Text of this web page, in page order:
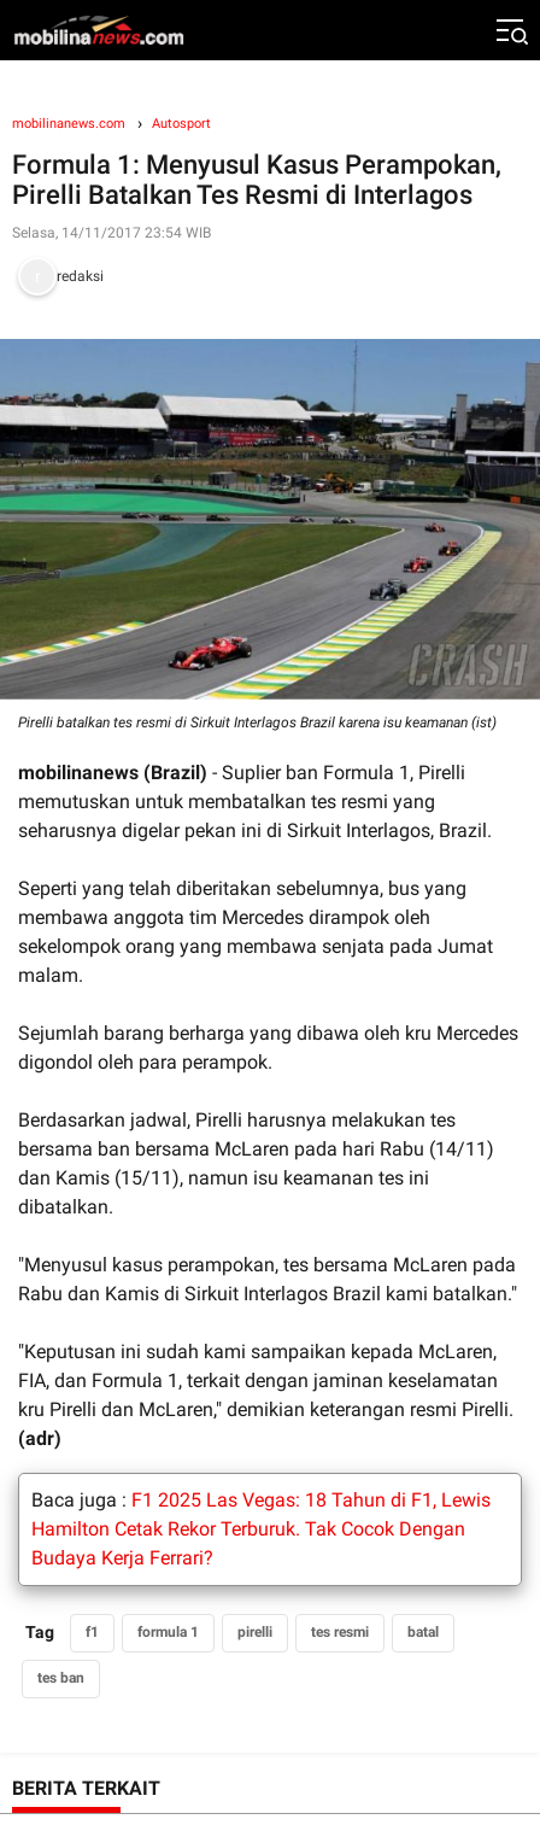
mobilinanews.com Autosport
Formula 1: Menyusul Kasus Perampokan,
Pirelli Batalkan Tes Resmi di Interlagos
Selasa, 14/11/2017 23:54 WIB
redaksi
Pirelli batalkan tes resmi di Sirkuit Interlagos Brazil karena isu keamanan (ist)
mobilinanews (Brazil) - Suplier ban Formula 1, Pirelli
memutuskan untuk membatalkan tes resmi yang
seharusnya digelar pekan ini di Sirkuit Interlagos, Brazil.
Seperti yang telah diberitakan sebelumnya, bus yang
membawa anggota tim Mercedes dirampok oleh
sekelompok orang yang membawa senjata pada Jumat
malam.
Sejumlah barang berharga yang dibawa oleh kru Mercedes
digondol oleh para perampok.
Berdasarkan jadwal, Pirelli harusnya melakukan tes
bersama ban bersama McLaren pada hari Rabu (14/11)
dan Kamis (15/11), namun isu keamanan tes ini
dibatalkan.
"Menyusul kasus perampokan, tes bersama McLaren pada
Rabu dan Kamis di Sirkuit Interlagos Brazil kami batalkan."
"Keputusan ini sudah kami sampaikan kepada McLaren,
FIA, dan Formula 1, terkait dengan jaminan keselamatan
kru Pirelli dan McLaren," demikian keterangan resmi Pirelli.
(adr)
Baca juga : F1 2025 Las Vegas: 18 Tahun di F1, Lewis
Hamilton Cetak Rekor Terburuk. Tak Cocok Dengan
Budaya Kerja Ferrari?
Tag f1 formula 1 pirelli tes resmi batal
tes ban
BERITA TERKAIT